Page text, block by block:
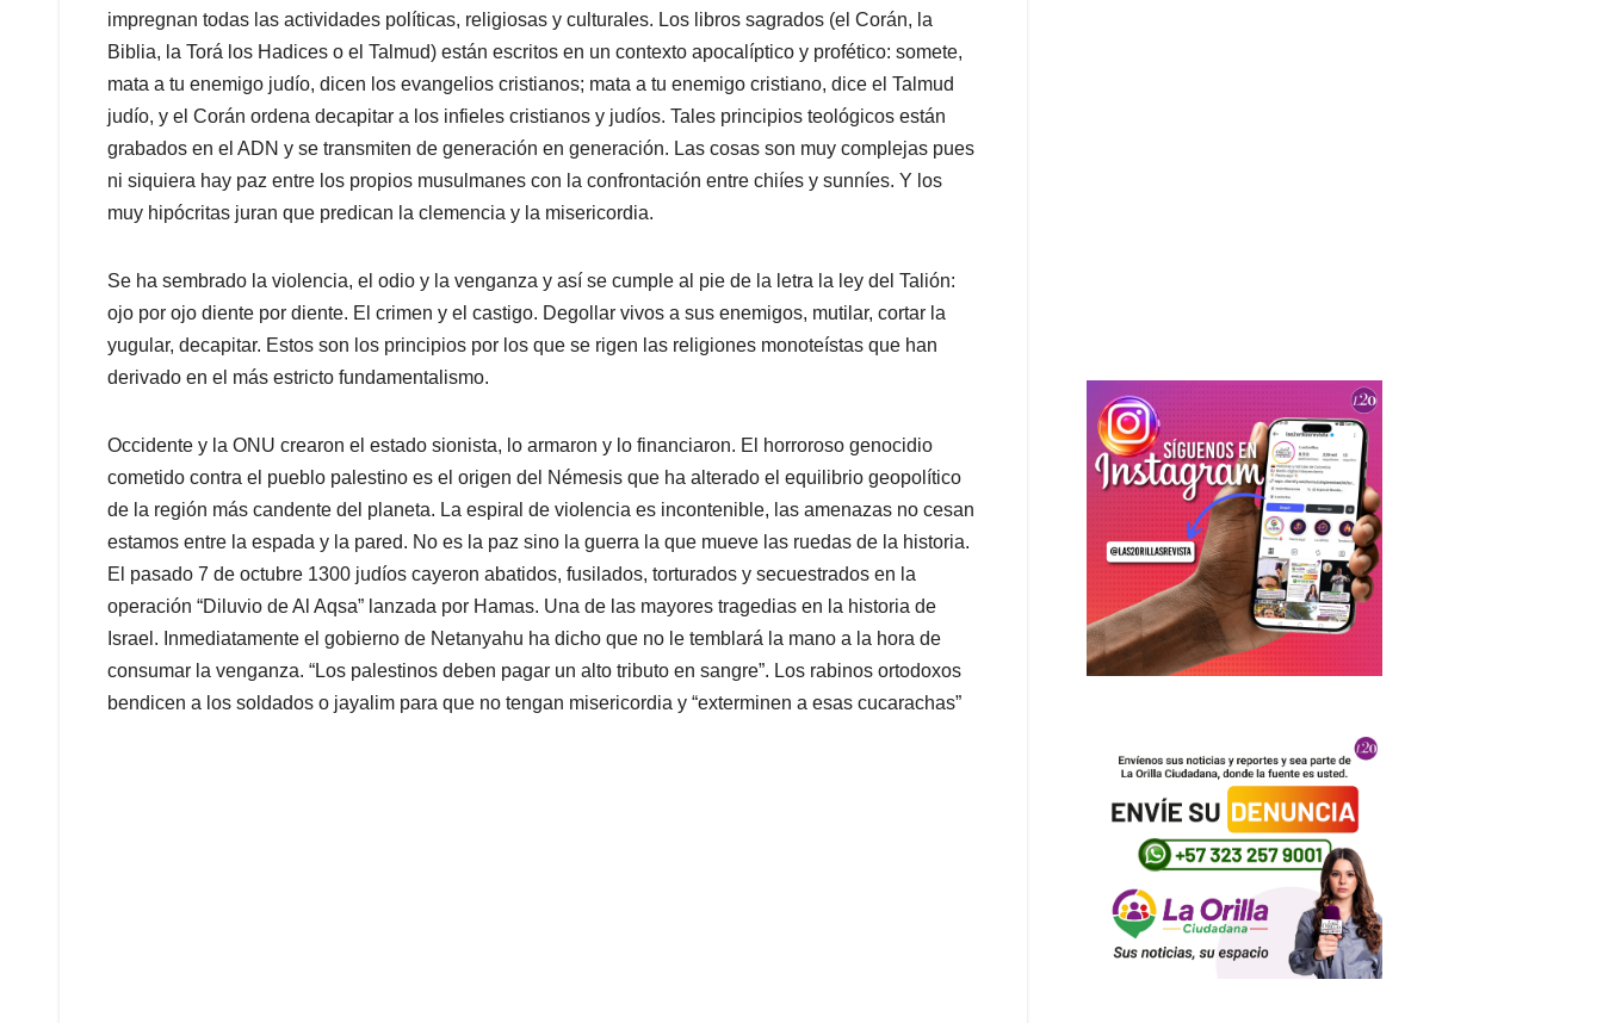
impregnan todas las actividades políticas, religiosas y culturales. Los libros sagrados (el Corán, la
Biblia, la Torá los Hadices o el Talmud) están escritos en un contexto apocalíptico y profético: somete,
mata a tu enemigo judío, dicen los evangelios cristianos; mata a tu enemigo cristiano, dice el Talmud
judío, y el Corán ordena decapitar a los infieles cristianos y judíos. Tales principios teológicos están
grabados en el ADN y se transmiten de generación en generación. Las cosas son muy complejas pues
ni siquiera hay paz entre los propios musulmanes con la confrontación entre chiíes y sunníes. Y los
muy hipócritas juran que predican la clemencia y la misericordia.
Se ha sembrado la violencia, el odio y la venganza y así se cumple al pie de la letra la ley del Talión:
ojo por ojo diente por diente. El crimen y el castigo. Degollar vivos a sus enemigos, mutilar, cortar la
yugular, decapitar. Estos son los principios por los que se rigen las religiones monoteístas que han
derivado en el más estricto fundamentalismo.
Occidente y la ONU crearon el estado sionista, lo armaron y lo financiaron. El horroroso genocidio
cometido contra el pueblo palestino es el origen del Némesis que ha alterado el equilibrio geopolítico
de la región más candente del planeta. La espiral de violencia es incontenible, las amenazas no cesan
estamos entre la espada y la pared. No es la paz sino la guerra la que mueve las ruedas de la historia.
El pasado 7 de octubre 1300 judíos cayeron abatidos, fusilados, torturados y secuestrados en la
operación “Diluvio de Al Aqsa” lanzada por Hamas. Una de las mayores tragedias en la historia de
Israel. Inmediatamente el gobierno de Netanyahu ha dicho que no le temblará la mano a la hora de
consumar la venganza. “Los palestinos deben pagar un alto tributo en sangre”. Los rabinos ortodoxos
bendicen a los soldados o jayalim para que no tengan misericordia y “exterminen a esas cucarachas”